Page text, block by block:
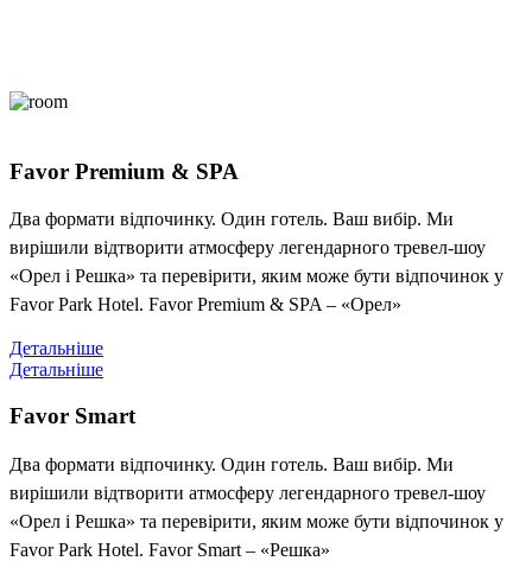
Favor Premium & SPA
Два формати відпочинку. Один готель. Ваш вибір. Ми
вирішили відтворити атмосферу легендарного тревел-шоу
«Орел і Решка» та перевірити, яким може бути відпочинок у
Favor Park Hotel. Favor Premium & SPA – «Орел»
Детальніше
Детальніше
Favor Smart
Два формати відпочинку. Один готель. Ваш вибір. Ми
вирішили відтворити атмосферу легендарного тревел-шоу
«Орел і Решка» та перевірити, яким може бути відпочинок у
Favor Park Hotel. Favor Smart – «Решка»